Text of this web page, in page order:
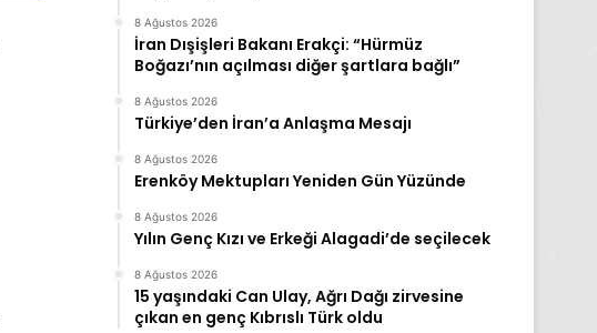
8 Ağustos 2026
İran Dışişleri Bakanı Erakçi: “Hürmüz
Boğazı’nın açılması diğer şartlara bağlı”
8 Ağustos 2026
Türkiye’den İran’a Anlaşma Mesajı
8 Ağustos 2026
Erenköy Mektupları Yeniden Gün Yüzünde
8 Ağustos 2026
Yılın Genç Kızı ve Erkeği Alagadi’de seçilecek
8 Ağustos 2026
15 yaşındaki Can Ulay, Ağrı Dağı zirvesine
çıkan en genç Kıbrıslı Türk oldu